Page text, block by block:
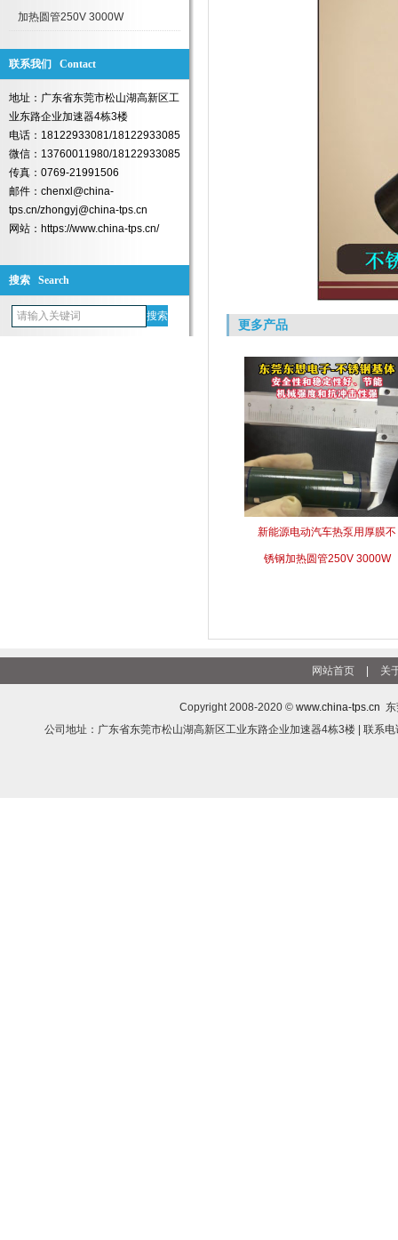
加热圆管250V 3000W
联系我们 Contact
地址：广东省东莞市松山湖高新区工
业东路企业加速器4栋3楼
电话：18122933081/18122933085
微信：13760011980/18122933085
传真：0769-21991506
邮件：chenxl@china-
tps.cn/zhongyj@china-tps.cn
网站：https://www.china-tps.cn/
搜索 Search
更多产品
新能源电动汽车热泵用厚膜不
锈钢加热圆管250V 3000W
网站首页 关
Copyright 2008-2020 © www.china-tps.cn
公司地址：广东省东莞市松山湖高新区工业东路企业加速器4栋3楼 | 联